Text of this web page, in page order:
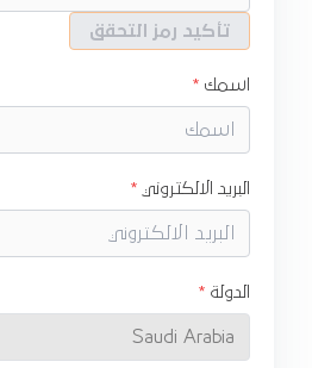
تأكيد رمز التحقق
اسمك
البريد الالكتروني
الدولة